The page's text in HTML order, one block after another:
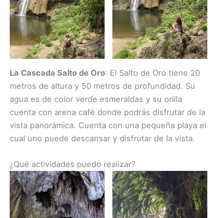
La Cascada Salto de Oro: El Salto de Oro tiene 20
metros de altura y 50 metros de profundidad. Su
agua es de color verde esmeraldas y su orilla
cuenta con arena café donde podrás disfrutar de la
vista panorámica. Cuenta con una pequeña playa el
cual uno puede descansar y disfrutar de la vista.
¿Qué actividades puedo realizar?